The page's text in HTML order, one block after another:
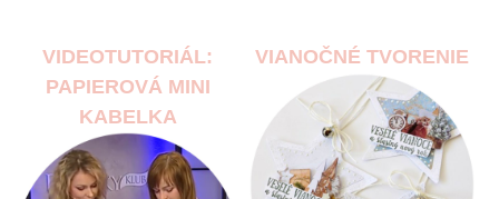
VIDEOTUTORIÁL:
PAPIEROVÁ MINI
KABELKA
VIANOČNÉ TVORENIE